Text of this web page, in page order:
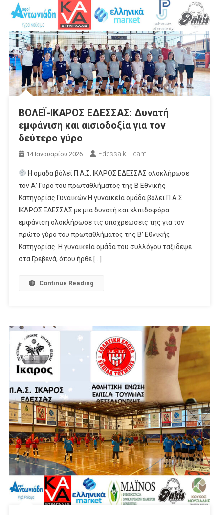
ΒΟΛΕΪ-ΙΚΑΡΟΣ ΕΔΕΣΣΑΣ: Δυνατή
εμφάνιση και αισιοδοξία για τον
δεύτερο γύρο
14 Ιανουαρίου 2026 Edessaiki Team
Η ομάδα βόλεϊ Π.Α.Σ. ΙΚΑΡΟΣ ΕΔΕΣΣΑΣ ολοκλήρωσε
τον Α’ Γύρο του πρωταθλήματος της Β Εθνικής
Κατηγορίας Γυναικών Η γυναικεία ομάδα βόλεϊ Π.Α.Σ.
ΙΚΑΡΟΣ ΕΔΕΣΣΑΣ με μια δυνατή και ελπιδοφόρα
εμφάνιση ολοκλήρωσε τις υποχρεώσεις της για τον
πρώτο γύρο του πρωταθλήματος της Β’ Εθνικής
Κατηγορίας. Η γυναικεία ομάδα του συλλόγου ταξίδεψε
στα Γρεβενά, όπου ήρθε […]
Continue Reading